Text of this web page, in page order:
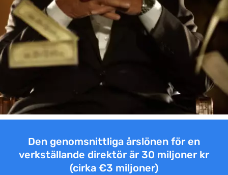
Den genomsnittliga årslönen för en
verkställande direktör är 30 miljoner kr
(cirka €3 miljoner)